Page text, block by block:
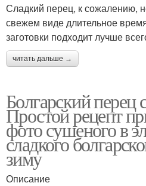
Сладкий перец, к сожалению,
свежем виде длительное
заготовки подходит лучше
читать дальше →
Болгарский
Простой рецепт
фото сушеного в
сладкого
зиму
Описание